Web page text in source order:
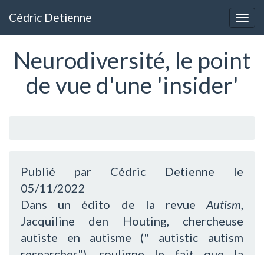
Cédric Detienne
Neurodiversité, le point
de vue d'une 'insider'
Publié par Cédric Detienne le
05/11/2022
Dans un édito de la revue Autism
Jacquiline den Houting, chercheuse
autiste en autisme (" autistic autism